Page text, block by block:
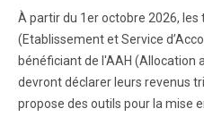
À partir du 1er octobre 2026, les
(Etablissement et Service
bénéficiant de l'AAH (Allocation
devront déclarer leurs revenus
propose des outils pour la mise